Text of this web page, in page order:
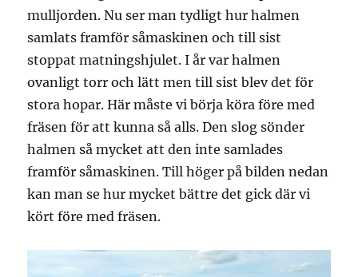
mulljorden. Nu ser man tydligt hur halmen
samlats framför såmaskinen och till sist
stoppat matningshjulet. I år var halmen
ovanligt torr och lätt men till sist blev det för
stora hopar. Här måste vi börja köra före med
fräsen för att kunna så alls. Den slog sönder
halmen så mycket att den inte samlades
framför såmaskinen. Till höger på bilden nedan
kan man se hur mycket bättre det gick där vi
kört före med fräsen.